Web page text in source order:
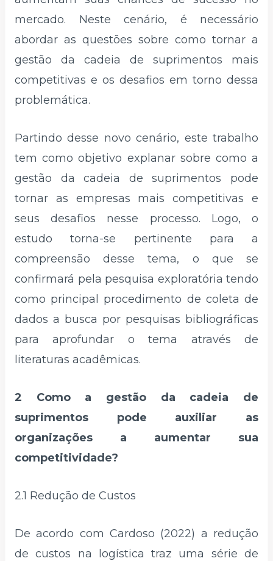
mercado. Neste cenário, é necessário
abordar as questões sobre como tornar a
gestão da cadeia de suprimentos mais
competitivas e os desafios em torno dessa
problemática.
Partindo desse novo cenário, este trabalho
tem como objetivo explanar sobre como a
gestão da cadeia de suprimentos pode
tornar as empresas mais competitivas e
seus desafios nesse processo. Logo, o
estudo torna-se pertinente para a
compreensão desse tema, o que se
confirmará pela pesquisa exploratória tendo
como principal procedimento de coleta de
dados a busca por pesquisas bibliográficas
para aprofundar o tema através de
literaturas acadêmicas.
2 Como a gestão da cadeia de
suprimentos pode auxiliar as
organizações a aumentar sua
competitividade?
2.1 Redução de Custos
De acordo com Cardoso (2022) a redução
de custos na logística traz uma série de